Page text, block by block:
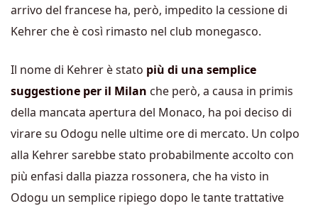
arrivo del francese ha, però, impedito la cessione di
Kehrer che è così rimasto nel club monegasco.
Il nome di Kehrer è stato più di una semplice
suggestione per il Milan che però, a causa in primis
della mancata apertura del Monaco, ha poi deciso di
virare su Odogu nelle ultime ore di mercato. Un colpo
alla Kehrer sarebbe stato probabilmente accolto con
più enfasi dalla piazza rossonera, che ha visto in
Odogu un semplice ripiego dopo le tante trattative